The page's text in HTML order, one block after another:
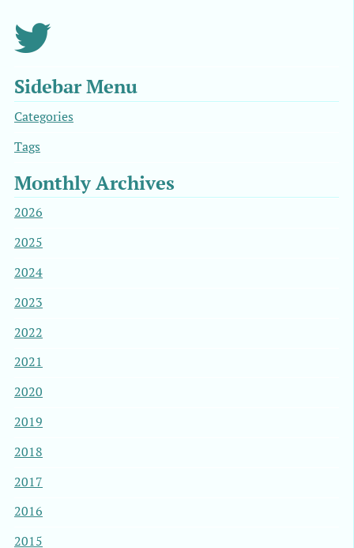
Sidebar Menu
Categories
Tags
Monthly Archives
2026
2025
2024
2023
2022
2021
2020
2019
2018
2017
2016
2015